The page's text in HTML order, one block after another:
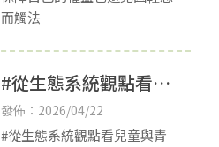
而觸法
#從生態系統觀點看兒
童與青少年人際發展
的重要性
發佈：2026/04/22
#從生態系統觀點看兒童與青